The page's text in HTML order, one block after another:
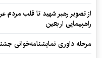
از تصویر رهبر شهید تا قلب مردم
راهپیمایی اربعین
مرحله داوری نمایشنامه‌خوانی